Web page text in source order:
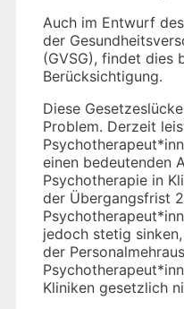
Auch im Entwurf
der
(GVSG), findet dies
Berücksichtigung.
Diese
Problem. Derzeit
einen bedeutenden
Psychotherapie in
der Übergangsfrist
jedoch stetig
der
Kliniken gesetzlich